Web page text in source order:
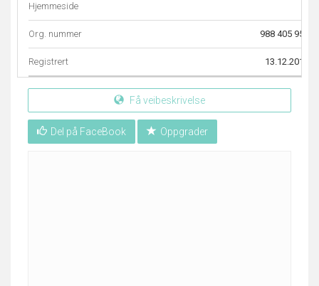
Hjemmeside
Org. nummer 988 405 957
Registrert 13.12.2010
Få veibeskrivelse
Del på FaceBook Oppgrader